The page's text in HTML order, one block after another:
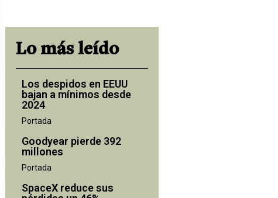
Lo más leído
Los despidos en EEUU
bajan a mínimos desde
2024
Portada
Goodyear pierde 392
millones
Portada
SpaceX reduce sus